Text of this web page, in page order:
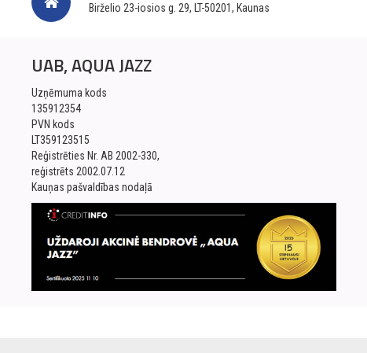
Birželio 23-iosios g. 29, LT-50201, Kaunas
UAB, AQUA JAZZ
Uzņēmuma kods
135912354
PVN kods
LT359123515
Reģistrēties Nr. AB 2002-330,
reģistrēts 2002.07.12
Kauņas pašvaldības nodaļā